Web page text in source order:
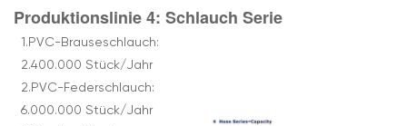
Produktionslinie 4: Schlauch Serie
1.PVC-Brauseschlauch:
2.400.000 Stück/Jahr
2.PVC-Federschlauch:
6.000.000 Stück/Jahr